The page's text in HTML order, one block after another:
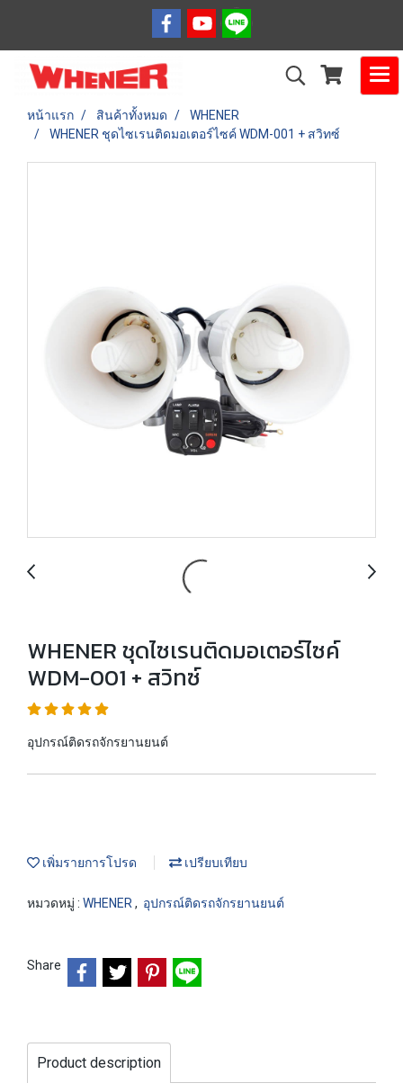
หน้าแรก สินค้าทั้งหมด
WHENER
WHENER ชุดไซเรนติดมอเตอร์ไซค์ WDM-001 + สวิทซ์
WHENER ชุดไซเรนติดมอเตอร์ไซค์
WDM-001 + สวิทซ์
อุปกรณ์ติดรถจักรยานยนต์
เพิ่มรายการโปรด เปรียบเทียบ
หมวดหมู่ : WHENER , อุปกรณ์ติดรถจักรยานยนต์
Share
Product description